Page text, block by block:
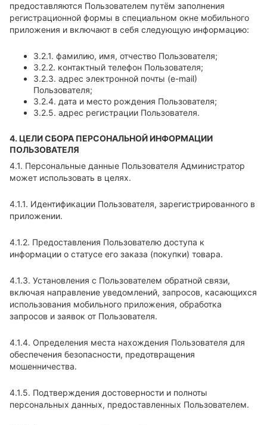
предоставляются Пользователем путём заполнения
регистрационной формы в специальном окне мобильного
приложения и включают в себя следующую информацию:
3.2.1. фамилию, имя, отчество Пользователя;
3.2.2. контактный телефон Пользователя;
3.2.3. адрес электронной почты (e-mail)
Пользователя;
3.2.4. дата и место рождения Пользователя;
3.2.5. адрес регистрации Пользователя.
4. ЦЕЛИ СБОРА ПЕРСОНАЛЬНОЙ ИНФОРМАЦИИ
ПОЛЬЗОВАТЕЛЯ
4.1. Персональные данные Пользователя Администратор
может использовать в целях.
4.1.1. Идентификации Пользователя, зарегистрированного в
приложении.
4.1.2. Предоставления Пользователю доступа к
информации о статусе его заказа (покупки) товара.
4.1.3. Установления с Пользователем обратной связи,
включая направление уведомлений, запросов, касающихся
использования мобильного приложения, обработка
запросов и заявок от Пользователя.
4.1.4. Определения места нахождения Пользователя для
обеспечения безопасности, предотвращения
мошенничества.
4.1.5. Подтверждения достоверности и полноты
персональных данных, предоставленных Пользователем.